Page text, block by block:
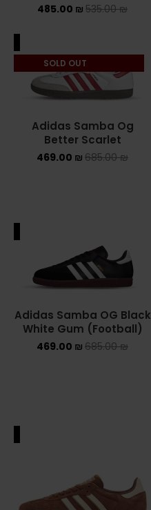
535.00₪
485.00 ₪
SOLD OUT
Adidas Samba Og
Better Scarlet
685.00₪
469.00 ₪
Adidas Samba OG Black
White Gum (Football)
685.00₪
469.00 ₪